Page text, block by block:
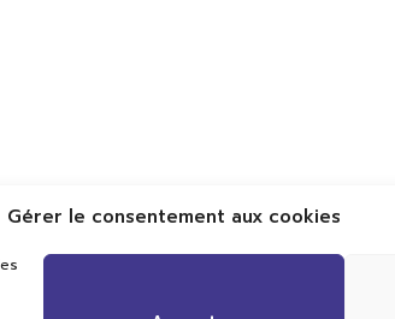
Gérer le consentement aux cookies
Val TV